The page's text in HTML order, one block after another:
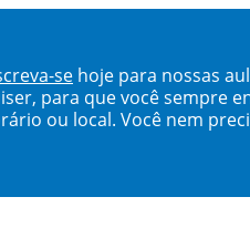
se hoje para nossas
para que você sempre
ou local. Você nem